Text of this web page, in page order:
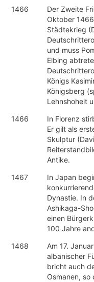
1466
Der Zweite
Oktober
Städtekrieg
und muss
Elbing
Königs
Königsberg
Lehnshoheit
1466
In Florenz
Er gilt als
Skulptur
Antike.
1467
In Japan
Dynastie. In
Ashikaga-
einen
100 Jahre
1468
Am 17.
albanischer
bricht auch
Osmanen,